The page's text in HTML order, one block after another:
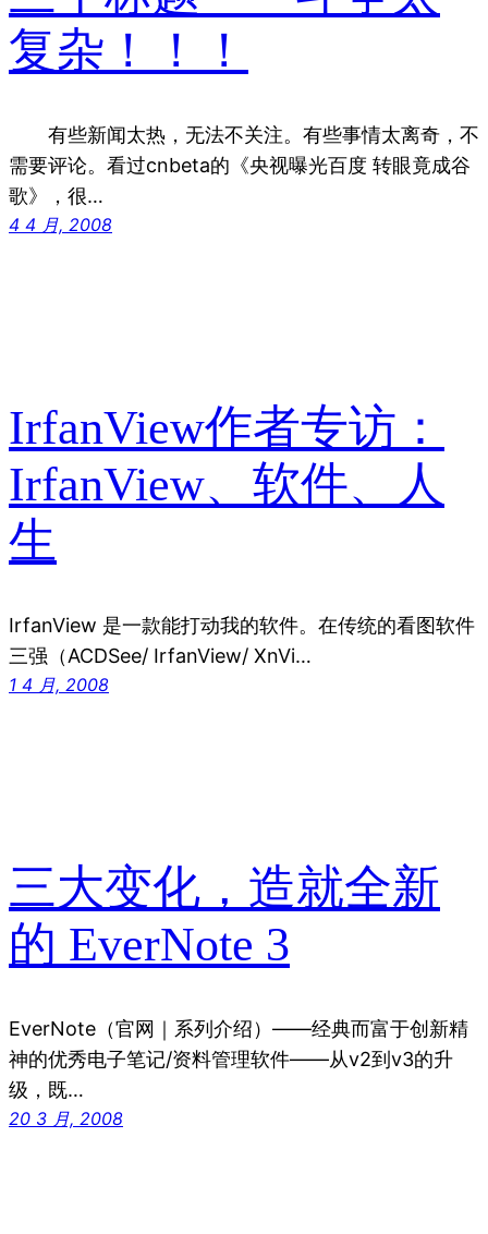
复杂！！！
有些新闻太热，无法不关注。有些事情太离奇，不
需要评论。看过cnbeta的《央视曝光百度 转眼竟成谷
歌》，很…
4 4 月, 2008
IrfanView作者专访：
IrfanView、软件、人
生
IrfanView 是一款能打动我的软件。在传统的看图软件
三强（ACDSee/ IrfanView/ XnVi…
1 4 月, 2008
三大变化，造就全新
的 EverNote 3
EverNote（官网｜系列介绍）——经典而富于创新精
神的优秀电子笔记/资料管理软件——从v2到v3的升
级，既…
20 3 月, 2008